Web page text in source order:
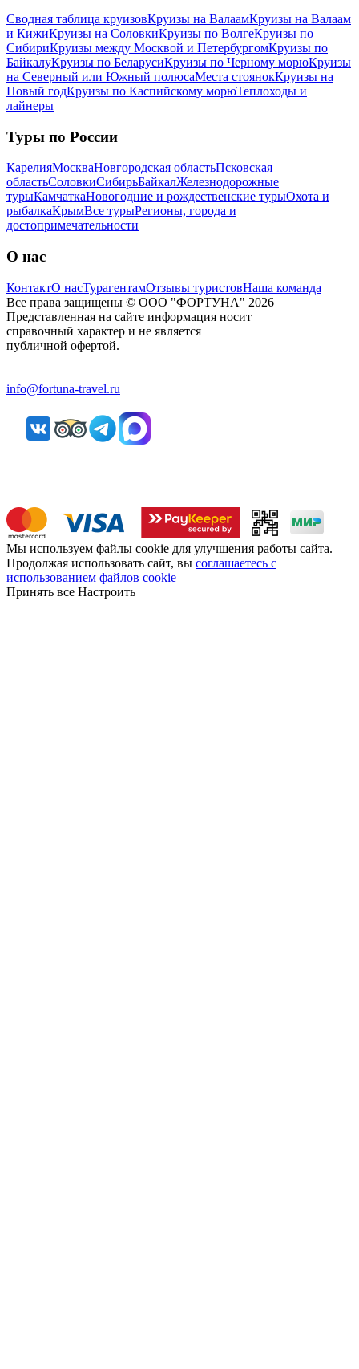
Сводная таблица круизовКруизы на ВалаамКруизы на Валаам
и КижиКруизы на СоловкиКруизы по ВолгеКруизы по
СибириКруизы между Москвой и ПетербургомКруизы по
БайкалуКруизы по БеларусиКруизы по Черному морюКруизы
на Северный или Южный полюсаМеста стоянокКруизы на
Новый годКруизы по Каспийскому морюТеплоходы и
лайнеры
Туры по России
КарелияМоскваНовгородская областьПсковская
областьСоловкиСибирьБайкалЖелезнодорожные
турыКамчаткаНовогодние и рождественские турыОхота и
рыбалкаКрымВсе турыРегионы, города и
достопримечательности
О нас
КонтактО насТурагентамОтзывы туристовНаша команда
Все права защищены © ООО "ФОРТУНА" 2026
Представленная на сайте информация носит
справочный характер и не является
публичной офертой.
info@fortuna-travel.ru
Мы используем файлы cookie для улучшения работы сайта.
Продолжая использовать сайт, вы соглашаетесь с
использованием файлов cookie
Принять все Настроить